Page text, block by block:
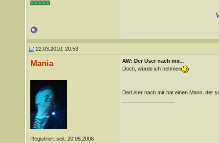
22.03.2010, 20:53
Mania
Registriert seit: 20.05.2008
AW: Der User nach mir...
Doch, würde ich nehmen
DerUser nach mir hat einen Mann, der